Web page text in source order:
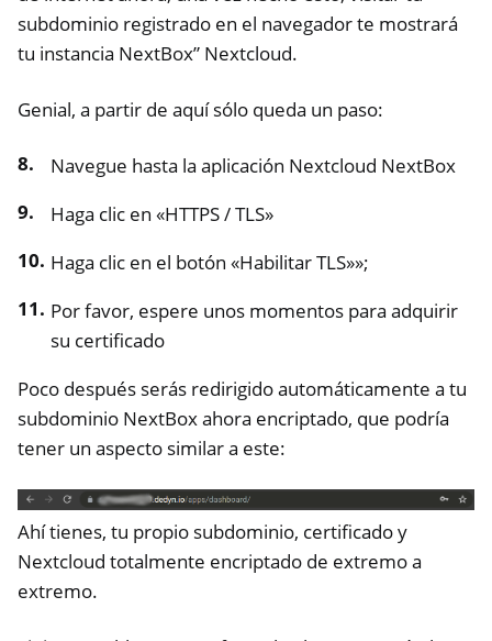
subdominio registrado en el navegador te mostrará
tu instancia NextBox” Nextcloud.
Genial, a partir de aquí sólo queda un paso:
Navegue hasta la aplicación Nextcloud NextBox
Haga clic en «HTTPS / TLS»
Haga clic en el botón «Habilitar TLS»»;
Por favor, espere unos momentos para adquirir
su certificado
Poco después serás redirigido automáticamente a tu
subdominio NextBox ahora encriptado, que podría
tener un aspecto similar a este:
Ahí tienes, tu propio subdominio, certificado y
Nextcloud totalmente encriptado de extremo a
extremo.